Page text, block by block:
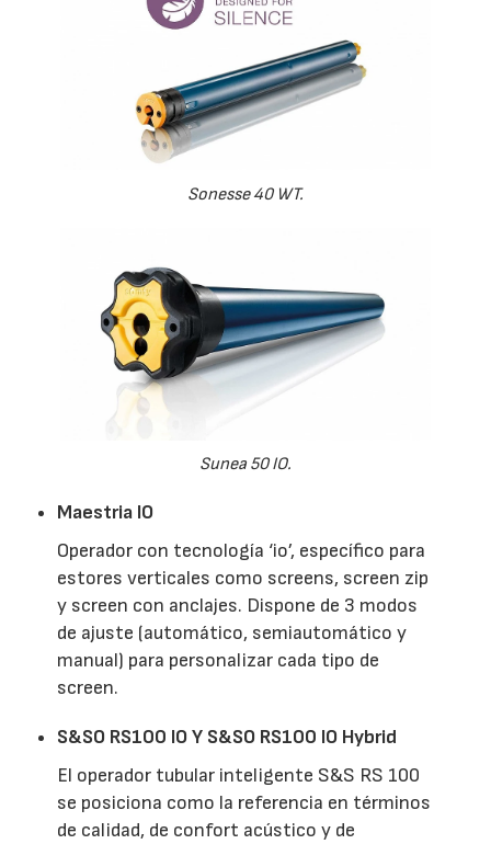
Sonesse 40 WT.
Sunea 50 IO.
Maestria IO
Operador con tecnología ‘io’, específico para
estores verticales como screens, screen zip
y screen con anclajes. Dispone de 3 modos
de ajuste (automático, semiautomático y
manual) para personalizar cada tipo de
screen.
S&SO RS100 IO Y S&SO RS100 IO Hybrid
El operador tubular inteligente S&S RS 100
se posiciona como la referencia en términos
de calidad, de confort acústico y de